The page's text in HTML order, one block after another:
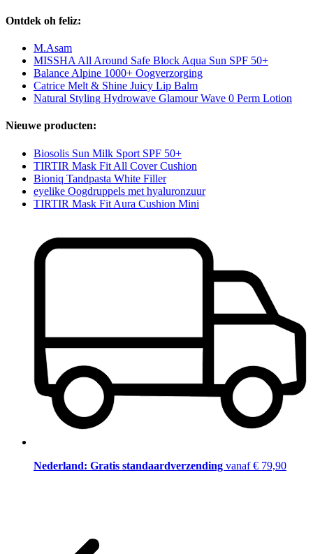
Ontdek oh feliz:
M.Asam
MISSHA All Around Safe Block Aqua Sun SPF 50+
Balance Alpine 1000+ Oogverzorging
Catrice Melt & Shine Juicy Lip Balm
Natural Styling Hydrowave Glamour Wave 0 Perm Lotion
Nieuwe producten:
Biosolis Sun Milk Sport SPF 50+
TIRTIR Mask Fit All Cover Cushion
Bioniq Tandpasta White Filler
eyelike Oogdruppels met hyaluronzuur
TIRTIR Mask Fit Aura Cushion Mini
Nederland: Gratis standaardverzending vanaf € 79,90